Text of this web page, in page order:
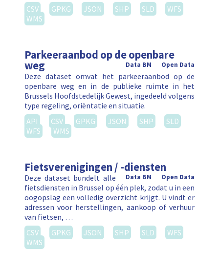
CSV
GPKG JSON SHP SLD
WFS
WMS
Parkeeraanbod op de openbare
weg Open Data
Data BM
Deze dataset omvat het parkeeraanbod op de
openbare weg en in de publieke ruimte in het
Brussels Hoofdstedelijk Gewest, ingedeeld volgens
type regeling, oriëntatie en situatie.
API
CSV GPKG JSON SHP
SLD
WFS
WMS
Fietsverenigingen / -diensten
Open Data
Data BM
Deze dataset bundelt alle
fietsdiensten in Brussel op één plek, zodat u in een
oogopslag een volledig overzicht krijgt. U vindt er
adressen voor herstellingen, aankoop of verhuur
van fietsen, …
CSV
GPKG JSON SHP SLD
WFS
WMS